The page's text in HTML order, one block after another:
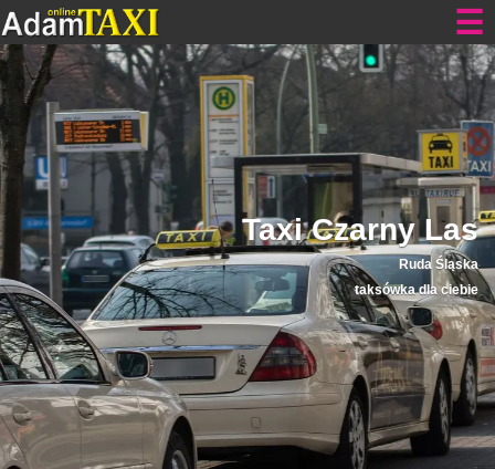
Taxi Czarny Las
Ruda Śląska
taksówka dla ciebie